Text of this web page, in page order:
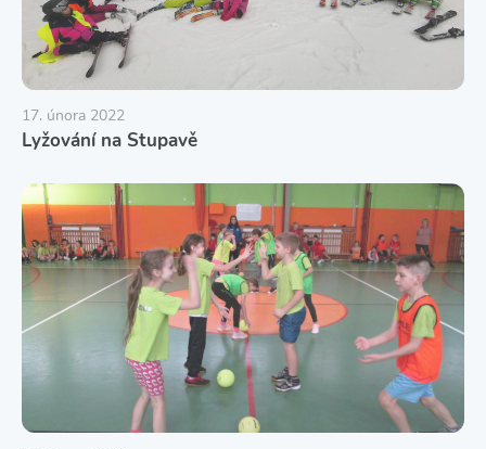
17. února 2022
Lyžování na Stupavě